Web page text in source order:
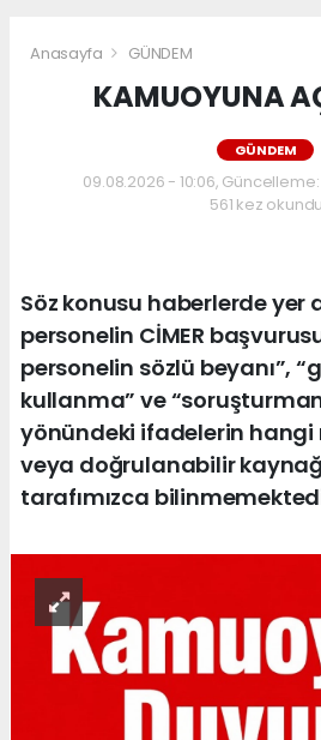
Anasayfa GÜNDEM
KAMUOYUNA
GÜNDEM
09.08.2026 - 10:06,
561 kez
Söz konusu haberlerde yer
personelin CİMER
personelin sözlü beyanı”,
kullanma” ve
yönündeki ifadelerin hangi
veya doğrulanabilir
tarafımızca